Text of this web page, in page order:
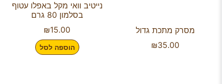
מסרק מתכת גדול
₪35.00
נייטיב וואי מקל באפלו עטוף
בסלמון 80 גרם
₪15.00
הוספה לסל